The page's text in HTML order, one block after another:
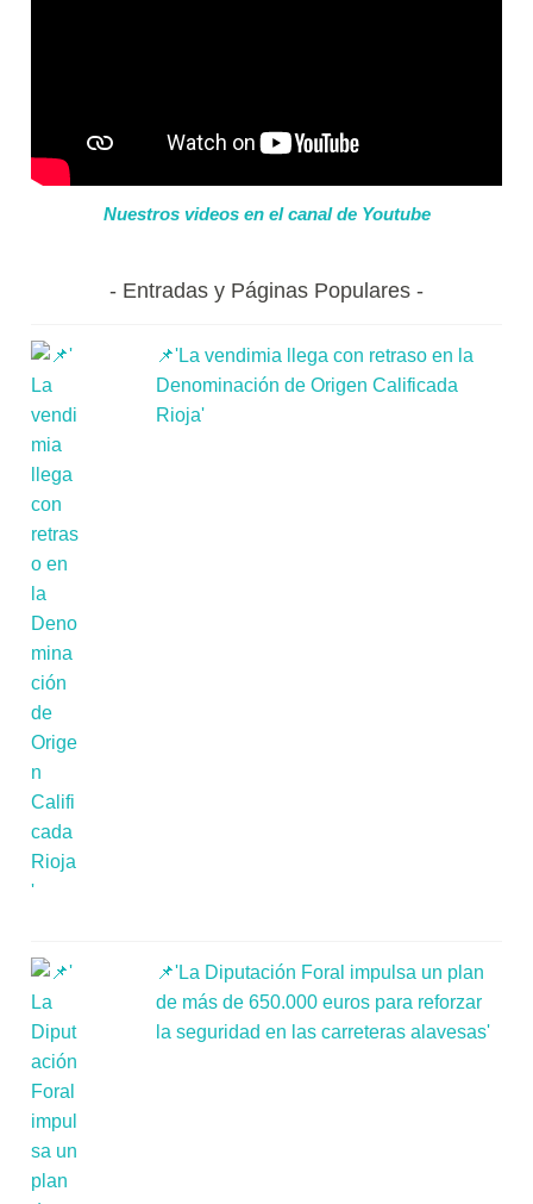
Nuestros videos en el canal de Youtube
Entradas y Páginas Populares
📌'La vendimia llega con retraso en la
Denominación de Origen Calificada
Rioja'
📌'La Diputación Foral impulsa un plan
de más de 650.000 euros para reforzar
la seguridad en las carreteras alavesas'